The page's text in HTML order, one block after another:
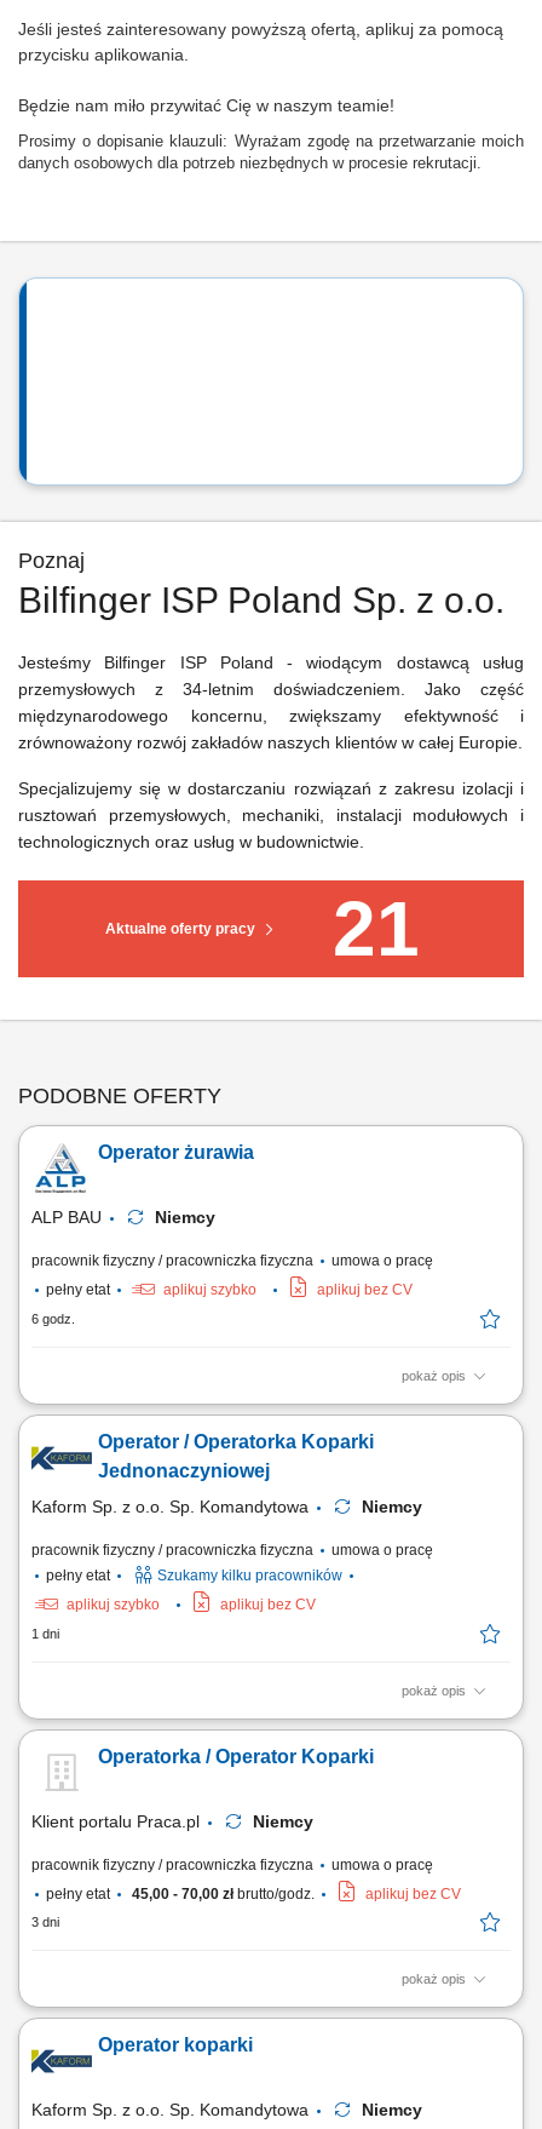
Jeśli jesteś zainteresowany powyższą ofertą, aplikuj za pomocą
przycisku aplikowania.
Będzie nam miło przywitać Cię w naszym teamie!
Prosimy o dopisanie klauzuli: Wyrażam zgodę na przetwarzanie moich
danych osobowych dla potrzeb niezbędnych w procesie rekrutacji.
Poznaj
Bilfinger ISP Poland Sp. z o.o.
Aktualne oferty pracy 21
Jesteśmy Bilfinger ISP Poland - wiodącym dostawcą usług
przemysłowych z 34-letnim doświadczeniem. Jako część
międzynarodowego koncernu, zwiększamy efektywność i
zrównoważony rozwój zakładów naszych klientów w całej Europie.
Specjalizujemy się w dostarczaniu rozwiązań z zakresu izolacji i
rusztowań przemysłowych, mechaniki, instalacji modułowych i
technologicznych oraz usług w budownictwie.
PODOBNE OFERTY
Operator żurawia
ALP BAU Niemcy
pracownik fizyczny / pracowniczka fizyczna
umowa o pracę
pełny etat
aplikuj szybko aplikuj bez CV
6 godz.
pokaż opis
Zakres obowiązków: obsługa żurawia wieżowego; praca w systemie
Znasz język niemiecki? - mile widziane; Pracowałeś już w Niemczech ?
- To duży atut! Masz prawo jazdy kat. B ? - To dodatkowy plus!
Operator / Operatorka Koparki
Jednonaczyniowej
Kaform Sp. z o.o. Sp. Komandytowa Niemcy
pracownik fizyczny / pracowniczka fizyczna
umowa o pracę
pełny etat
Szukamy kilku pracowników
aplikuj szybko
aplikuj bez CV
1 dni
pokaż opis
Opis stanowiska: Obsługa koparki jednonaczyniowej przy realizacji prac
przełożonego. Wsparcie ekipy budowlanej po zakończeniu pracy
maszyną. Praca na terenie budów w Niemczech.
Operatorka / Operator Koparki
Klient portalu Praca.pl Niemcy
pracownik fizyczny / pracowniczka fizyczna
umowa o pracę
pełny etat
45,00 - 70,00 złbrutto/godz. aplikuj bez CV
3 dni
pokaż opis
Obsługa koparki podczas robót ziemnych i wykopów pod instalacje
inwestycji; Kontrola stanu technicznego i dbanie o powierzony sprzęt;
Przestrzeganie zasad BHP oraz standardów jakościowych na budowie;
Operator koparki
Kaform Sp. z o.o. Sp. Komandytowa Niemcy